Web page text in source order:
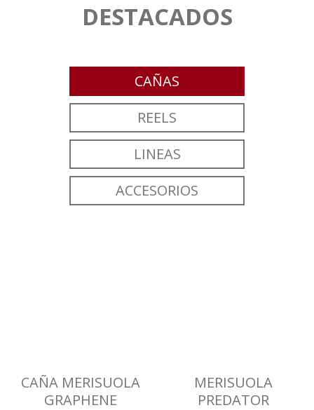
DESTACADOS
CAÑAS
REELS
LINEAS
ACCESORIOS
CAÑA MERISUOLA
GRAPHENE
MERISUOLA
PREDATOR